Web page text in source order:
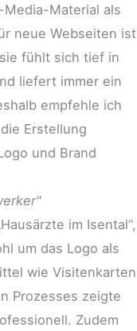
Material als
neue Webseiten ist
fühlt sich tief in
liefert immer ein
empfehle ich
Erstellung
und Brand
im Isental“,
um das Logo als
wie Visitenkarten
Prozesses zeigte
Zudem